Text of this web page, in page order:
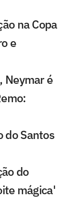
na Copa
e
Neymar é
do Santos
do
mágica'